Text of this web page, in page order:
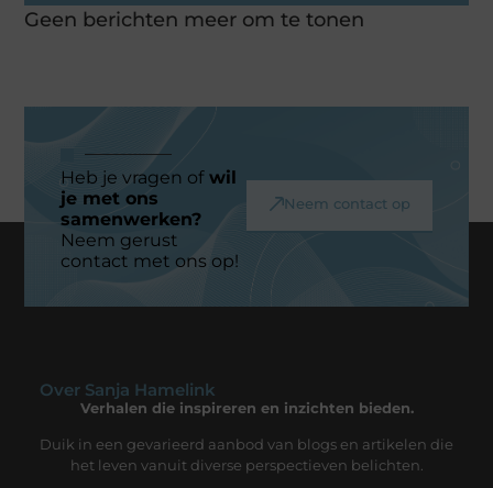
Geen berichten meer om te tonen
Heb je vragen ofwil
je met ons
samenwerken?
Neem gerust
contact met ons op!
Neem contact op
Over Sanja Hamelink
Verhalen die inspireren en inzichten bieden.
Duik in een gevarieerd aanbod van blogs en artikelen die
het leven vanuit diverse perspectieven belichten.